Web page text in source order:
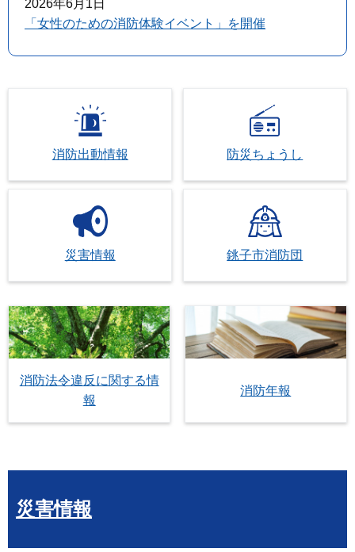
2026年6月1日
「女性のための消防体験イベント」を開催
2026年4月21日
2026年3月30日
「林野火災注意報・林野火災警報」の制度
消防出動情報
防災ちょうし
災害情報 銚子市消防団
消防法令違反に関する情
報
消防年報
災害情報